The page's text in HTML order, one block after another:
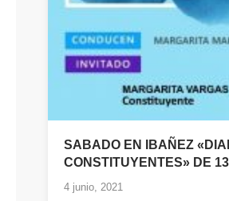
SABADO EN IBAÑEZ
CONSTITUYENTES» DE
4 junio, 2021